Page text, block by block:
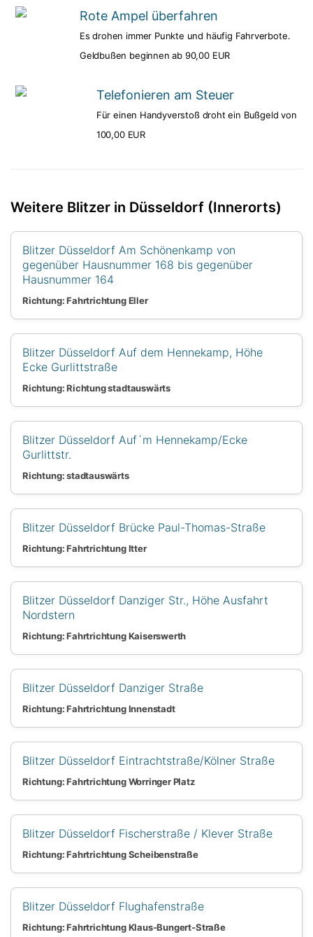
Rote Ampel überfahren
Es drohen immer Punkte und häufig Fahrverbote.
Geldbußen beginnen ab 90,00 EUR
Telefonieren am Steuer
Für einen Handyverstoß droht ein Bußgeld von
100,00 EUR
Weitere Blitzer in Düsseldorf (Innerorts)
Blitzer Düsseldorf Am Schönenkamp von
gegenüber Hausnummer 168 bis gegenüber
Hausnummer 164
Richtung: Fahrtrichtung Eller
Blitzer Düsseldorf Auf dem Hennekamp, Höhe
Ecke Gurlittstraße
Richtung: Richtung stadtauswärts
Blitzer Düsseldorf Auf´m Hennekamp/Ecke
Gurlittstr.
Richtung: stadtauswärts
Blitzer Düsseldorf Brücke Paul-Thomas-Straße
Richtung: Fahrtrichtung Itter
Blitzer Düsseldorf Danziger Str., Höhe Ausfahrt
Nordstern
Richtung: Fahrtrichtung Kaiserswerth
Blitzer Düsseldorf Danziger Straße
Richtung: Fahrtrichtung Innenstadt
Blitzer Düsseldorf Eintrachtstraße/Kölner Straße
Richtung: Fahrtrichtung Worringer Platz
Blitzer Düsseldorf Fischerstraße / Klever Straße
Richtung: Fahrtrichtung Scheibenstraße
Blitzer Düsseldorf Flughafenstraße
Richtung: Fahrtrichtung Klaus-Bungert-Straße